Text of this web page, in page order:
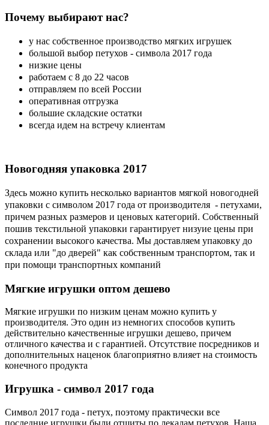
Почему выбирают нас?
у нас собственное производство мягких игрушек
большой выбор петухов - символа 2017 года
низкие цены
работаем с 8 до 22 часов
отправляем по всей России
оперативная отгрузка
большие складские остатки
всегда идем на встречу клиентам
Новогодняя упаковка 2017
Здесь можно купить несколько вариантов мягкой новогодней
упаковки с символом 2017 года от производителя - петухами,
причем разных размеров и ценовых категорий. Собственный
пошив текстильной упаковки гарантирует низуие цены при
сохранении высокого качества. Мы доставляем упаковку до
склада или "до дверей" как собственным транспортом, так и
при помощи транспортных компаний
Мягкие игрушки оптом дешево
Мягкие игрушки по низким ценам можно купить у
производителя. Это один из немногих способов купить
действительно качественные игрушки дешево, причем
отличного качества и с гарантией. Отсутствие посредников и
дополнительных наценок благоприятно влияет на стоимость
конечного продукта
Игрушка - символ 2017 года
Символ 2017 года - петух, поэтому практически все
последние игрушки были отшиты по лекалам петухов. Наша